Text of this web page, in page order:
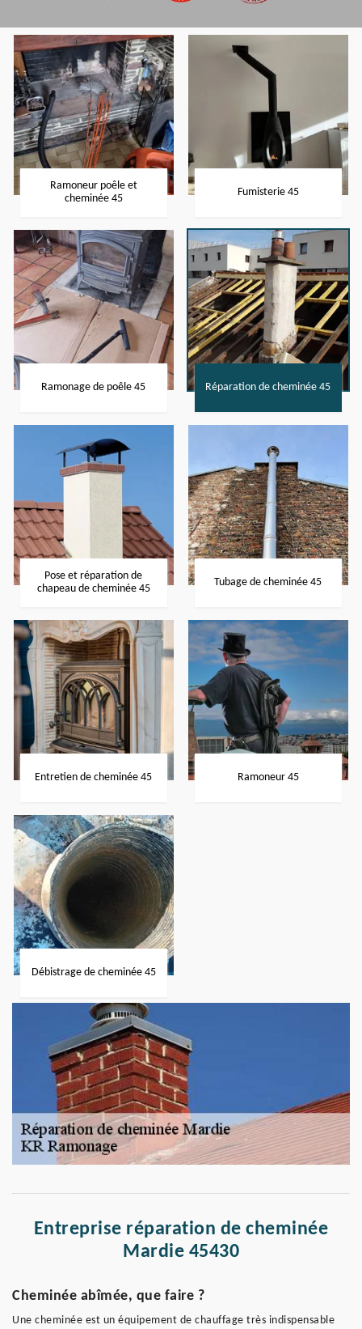
Ramoneur poêle et
cheminée 45
Fumisterie 45
Ramonage de poêle 45 Réparation de cheminée 45
Pose et réparation de
chapeau de cheminée 45
Tubage de cheminée 45
Entretien de cheminée 45 Ramoneur 45
Débistrage de cheminée 45
Entreprise réparation de cheminée
Mardie 45430
Cheminée abîmée, que faire ?
Une cheminée est un équipement de chauffage très indispensable